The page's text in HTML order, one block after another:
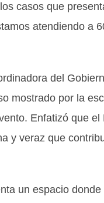
casos que
atendiendo a
del
mostrado por la
Enfatizó que
y veraz que
un espacio